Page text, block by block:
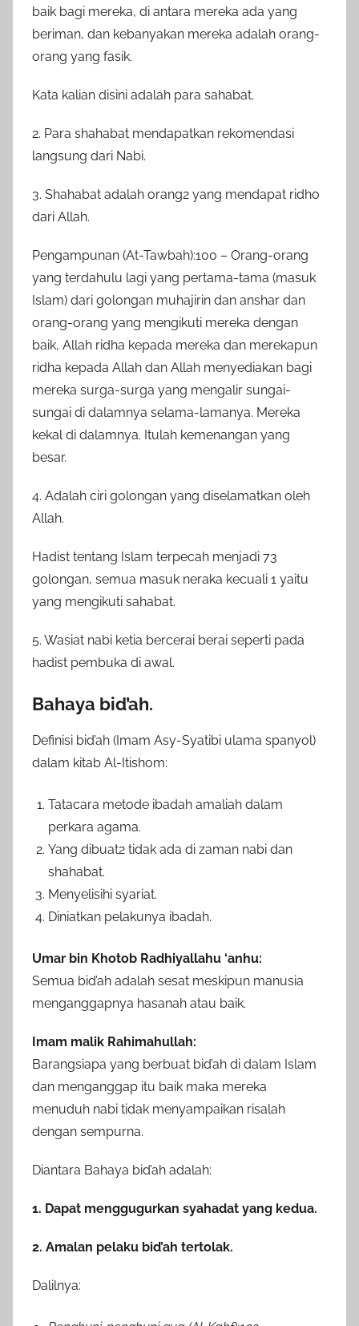
baik bagi mereka, di antara mereka ada yang
beriman, dan kebanyakan mereka adalah orang-
orang yang fasik.
Kata kalian disini adalah para sahabat.
2. Para shahabat mendapatkan rekomendasi
langsung dari Nabi.
3. Shahabat adalah orang2 yang mendapat ridho
dari Allah.
Pengampunan (At-Tawbah):100 – Orang-orang
yang terdahulu lagi yang pertama-tama (masuk
Islam) dari golongan muhajirin dan anshar dan
orang-orang yang mengikuti mereka dengan
baik, Allah ridha kepada mereka dan merekapun
ridha kepada Allah dan Allah menyediakan bagi
mereka surga-surga yang mengalir sungai-
sungai di dalamnya selama-lamanya. Mereka
kekal di dalamnya. Itulah kemenangan yang
besar.
4. Adalah ciri golongan yang diselamatkan oleh
Allah.
Hadist tentang Islam terpecah menjadi 73
golongan, semua masuk neraka kecuali 1 yaitu
yang mengikuti sahabat.
5. Wasiat nabi ketia bercerai berai seperti pada
hadist pembuka di awal.
Bahaya bid’ah.
Definisi bid’ah (Imam Asy-Syatibi ulama spanyol)
dalam kitab Al-Itishom:
Tatacara metode ibadah amaliah dalam
perkara agama.
Yang dibuat2 tidak ada di zaman nabi dan
shahabat.
Menyelisihi syariat.
Diniatkan pelakunya ibadah.
Umar bin Khotob Radhiyallahu ‘anhu:
Semua bid’ah adalah sesat meskipun manusia
menganggapnya hasanah atau baik.
Imam malik Rahimahullah:
Barangsiapa yang berbuat bid’ah di dalam Islam
dan menganggap itu baik maka mereka
menuduh nabi tidak menyampaikan risalah
dengan sempurna.
Diantara Bahaya bid’ah adalah:
1. Dapat menggugurkan syahadat yang kedua.
2. Amalan pelaku bid’ah tertolak.
Dalilnya: